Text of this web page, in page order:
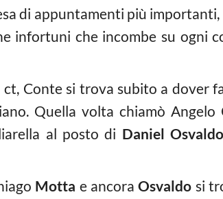
di appuntamenti più importanti,
infortuni che incombe su ogni
Conte si trova subito a dover
Quella volta chiamò Angelo
al posto di Daniel Osvaldo
Motta e ancoraOsvaldo si